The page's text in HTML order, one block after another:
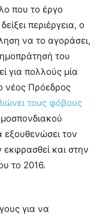
που το έργο
περιέργεια, ο
να το αγοράσει,
του
για πολλούς μία
νέος Πρόεδρος
τους φόβους
τον
και στην
το 2016.
για να